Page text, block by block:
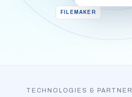
FILEMAKER
TECHNOLOGIES &